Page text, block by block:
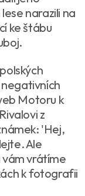
narazili na
ke štábu
Motoru k
z
'Hej,
Ale
vrátíme
k fotografii